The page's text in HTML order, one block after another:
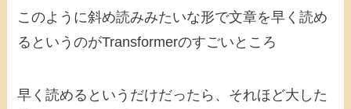
このように斜め読みみたいな形で文章を早く読め
るというのがTransformerのすごいところ
早く読めるというだけだったら、それほど大した